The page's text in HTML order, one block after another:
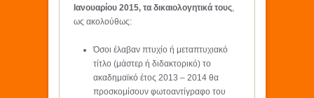
Ιανουαρίου 2015, τα δικαιολογητικά τους,
ως ακολούθως:
Όσοι έλαβαν πτυχίο ή μεταπτυχιακό
τίτλο (μάστερ ή διδακτορικό) το
ακαδημαϊκό έτος 2013 – 2014 θα
προσκομίσουν φωτοαντίγραφο του